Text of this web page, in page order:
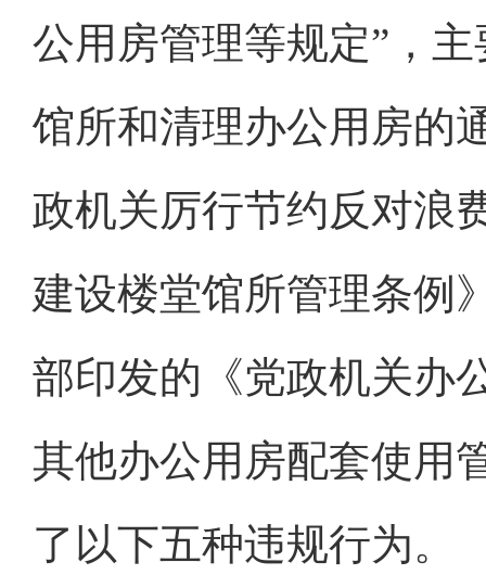
公用房管理等规定”，
馆所和清理办公用房的
政机关厉行节约反对浪
建设楼堂馆所管理条例
部印发的《党政机关办
其他办公用房配套使用
了以下五种违规行为。